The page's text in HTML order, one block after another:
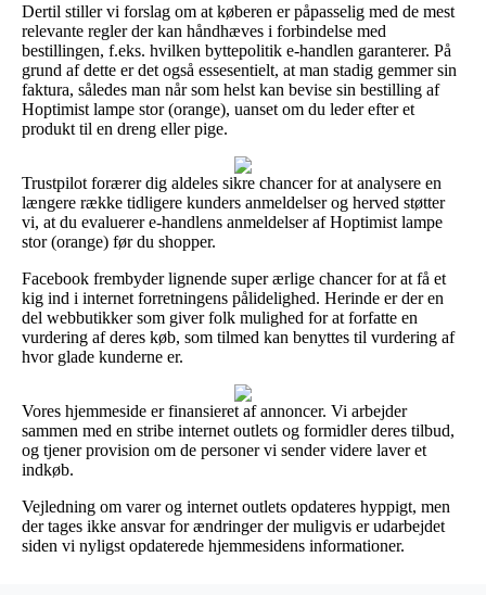
Dertil stiller vi forslag om at køberen er påpasselig med de mest
relevante regler der kan håndhæves i forbindelse med
bestillingen, f.eks. hvilken byttepolitik e-handlen garanterer. På
grund af dette er det også essesentielt, at man stadig gemmer sin
faktura, således man når som helst kan bevise sin bestilling af
Hoptimist lampe stor (orange), uanset om du leder efter et
produkt til en dreng eller pige.
Trustpilot forærer dig aldeles sikre chancer for at analysere en
længere række tidligere kunders anmeldelser og herved støtter
vi, at du evaluerer e-handlens anmeldelser af Hoptimist lampe
stor (orange) før du shopper.
Facebook frembyder lignende super ærlige chancer for at få et
kig ind i internet forretningens pålidelighed. Herinde er der en
del webbutikker som giver folk mulighed for at forfatte en
vurdering af deres køb, som tilmed kan benyttes til vurdering af
hvor glade kunderne er.
Vores hjemmeside er finansieret af annoncer. Vi arbejder
sammen med en stribe internet outlets og formidler deres tilbud,
og tjener provision om de personer vi sender videre laver et
indkøb.
Vejledning om varer og internet outlets opdateres hyppigt, men
der tages ikke ansvar for ændringer der muligvis er udarbejdet
siden vi nyligst opdaterede hjemmesidens informationer.